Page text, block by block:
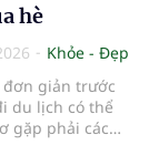
nhân 79 tuổi
đôi kích thước
dõi là lời cảnh
của việc khám
biệt ở người
hè
Khỏe - Đẹp
giản trước
du lịch có thể
gặp phải các